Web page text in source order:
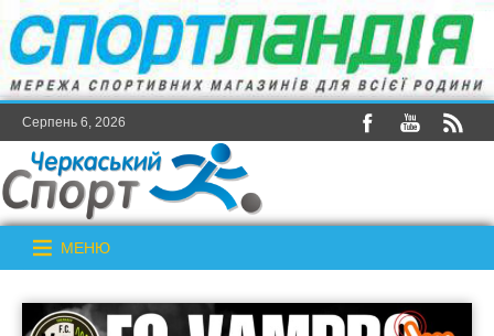
Серпень 6, 2026
МЕНЮ